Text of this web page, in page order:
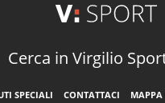
Cerca in Virgilio
SPECIALI CONTATTACI MAPPA